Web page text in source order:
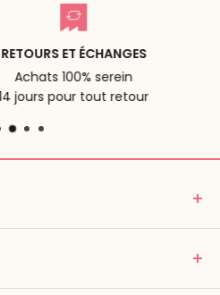
ET ÉCHANGES
100% serein
pour tout retour